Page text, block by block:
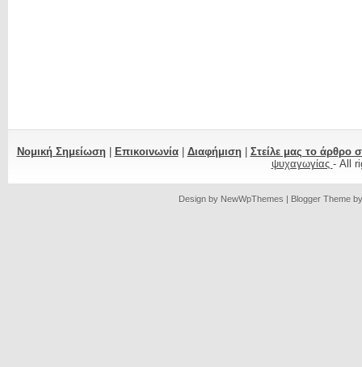
Νομική Σημείωση| Επικοινωνία| Διαφήμιση| Στείλε μας το άρθρο
ψυχαγωγίας - All
Design by NewWpThemes | Blogger Theme